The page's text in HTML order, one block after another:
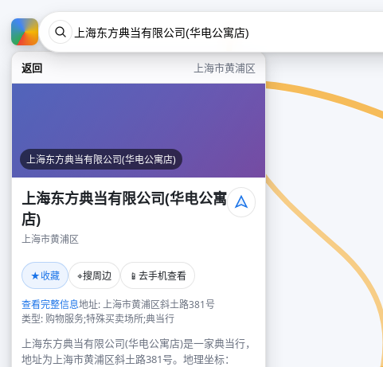
返回 上海市黄浦区
上海东方典当有限公司(华电公寓店)
上海东方典当有限公司(华电公寓
店)
上海市黄浦区
★收藏 ⌖搜周边 📱 去手机查看
查看完整信息地址: 上海市黄浦区斜土路381号
类型: 购物服务;特殊买卖场所;典当行
上海东方典当有限公司(华电公寓店)是一家典当行，
地址为上海市黄浦区斜土路381号。地理坐标：